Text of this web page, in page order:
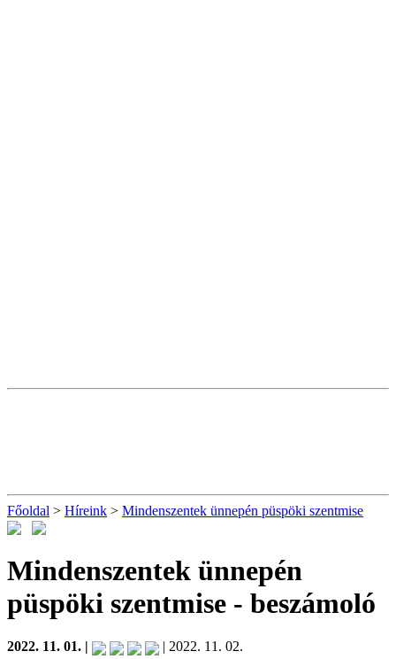
Főoldal > Híreink > Mindenszentek ünnepén püspöki szentmise
Mindenszentek ünnepén
püspöki szentmise - beszámoló
2022. 11. 01. | | 2022. 11. 02.